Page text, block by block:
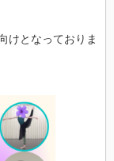
けとなっておりま